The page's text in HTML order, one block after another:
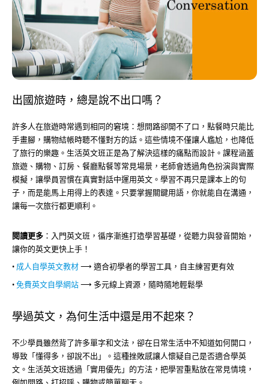
出國旅遊時，總是說不出口嗎？
許多人在旅遊時常遇到相同的窘境：想問路卻開不了口，點餐時只能比
手畫腳，購物結帳時聽不懂對方的話。這些情境不僅讓人尷尬，也降低
了旅行的樂趣。生活英文班正是為了解決這樣的痛點而設計。課程涵蓋
旅遊、購物、訂房、餐廳點餐等常見場景，老師會透過角色扮演與實際
模擬，讓學員習慣在真實對話中運用英文。學習不再只是課本上的句
子，而是能馬上用得上的表達。只要掌握關鍵用語，你就能自在溝通，
讓每一次旅行都更順利。
閱讀更多 ：入門英文班，循序漸進打造學習基礎，從聽力與發音開始，
讓你的英文更快上手！
• 成人自學英文教材 ⟶ 適合初學者的學習工具，自主練習更有效
• 免費英文自學網站 ⟶ 多元線上資源，隨時隨地輕鬆學
學過英文，為何生活中還是用不起來？
不少學員雖然背了許多單字和文法，卻在日常生活中不知道如何開口，
導致「懂得多，卻說不出」。這種挫敗感讓人懷疑自己是否適合學英
文。生活英文班透過「實用優先」的方法，把學習重點放在常見情境，